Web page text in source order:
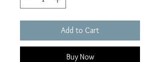
Add to Cart
Buy Now